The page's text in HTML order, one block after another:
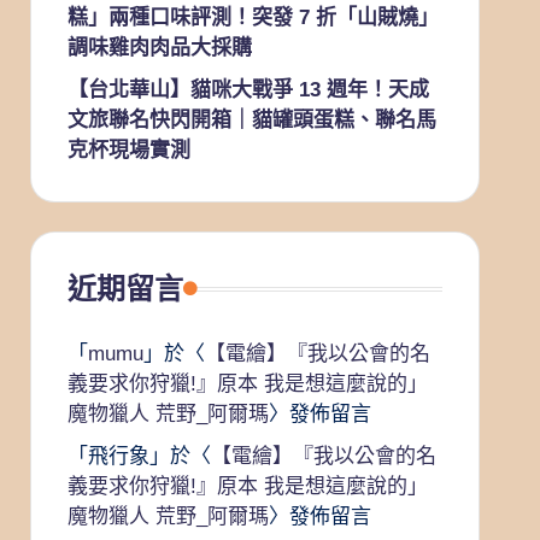
糕」兩種口味評測！突發 7 折「山賊燒」
調味雞肉肉品大採購
【台北華山】貓咪大戰爭 13 週年！天成
文旅聯名快閃開箱｜貓罐頭蛋糕、聯名馬
克杯現場實測
近期留言
「 mumu」於〈 【電繪】『我以公會的名
義要求你狩獵!』原本 我是想這麼說的」
魔物獵人 荒野_阿爾瑪〉發佈留言
「 飛行象 」於〈 【電繪】『我以公會的名
義要求你狩獵!』原本 我是想這麼說的」
魔物獵人 荒野_阿爾瑪〉發佈留言